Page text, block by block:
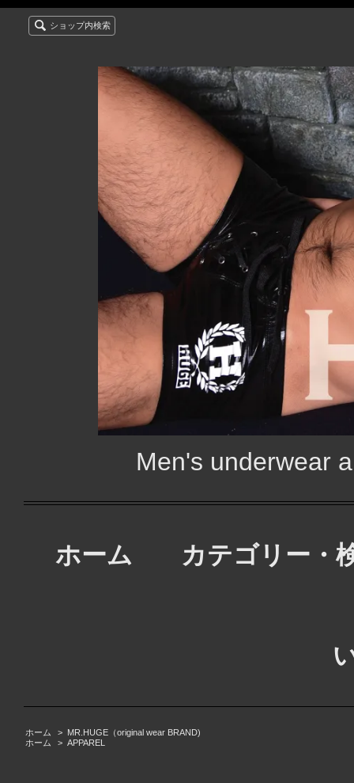
ショップ内検索
Men's underwear
ホーム カテゴリー・
ホーム > MR.HUGE（original wear BRAND)
ホーム
> APPAREL